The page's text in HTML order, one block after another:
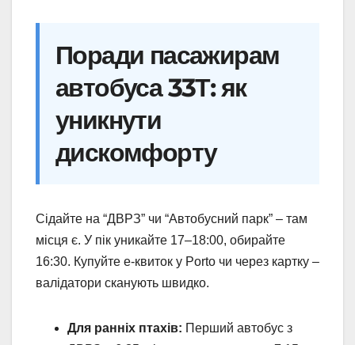
Поради пасажирам
автобуса 33Т: як
уникнути
дискомфорту
Сідайте на “ДВРЗ” чи “Автобусний парк” – там
місця є. У пік уникайте 17–18:00, обирайте
16:30. Купуйте е-квиток у Porto чи через картку –
валідатори сканують швидко.
Для ранніх птахів: Перший автобус з